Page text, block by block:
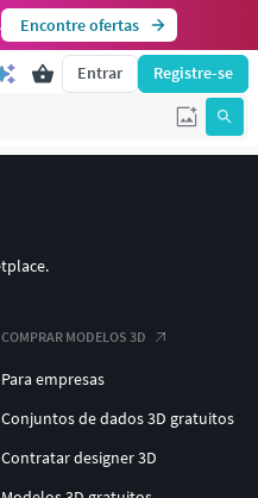
Encontre ofertas
Entrar Registre-se
COMPRAR MODELOS 3D
Para empresas
Conjuntos de dados 3D gratuitos
Contratar designer 3D